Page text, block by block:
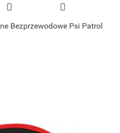
Bezprzewodowe Psi Patrol